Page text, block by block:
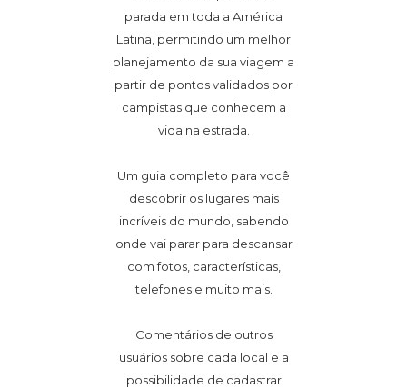
parada em toda a América
Latina, permitindo um melhor
planejamento da sua viagem a
partir de pontos validados por
campistas que conhecem a
vida na estrada.
Um guia completo para você
descobrir os lugares mais
incríveis do mundo, sabendo
onde vai parar para descansar
com fotos, características,
telefones e muito mais.
Comentários de outros
usuários sobre cada local e a
possibilidade de cadastrar